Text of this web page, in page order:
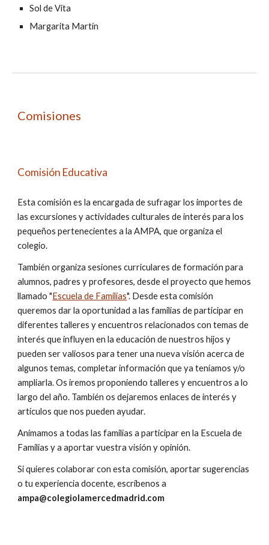
Sol de Vita
Margarita Martín
Comisiones
Comisión Educativa
Esta comisión es la encargada de sufragar los importes de
las excursiones y actividades culturales de interés para los
pequeños pertenecientes a la AMPA, que organiza el
colegio.
También organiza sesiones curriculares de formación para
alumnos, padres y profesores, desde el proyecto que hemos
llamado "Escuela de Familias". Desdeesta comisión
queremos dar la oportunidad a las familias de participar en
diferentes talleres y encuentros relacionados con temas de
interés que influyenen la educación de nuestros hijos y
pueden servaliosos para tener una nueva visión acerca de
algunos temas, completar información que ya teníamos y/o
ampliarla. Os iremos proponiendo talleres y encuentros a lo
largo del año. También os dejaremos enlaces de interés y
artículos que nos pueden ayudar.
Animamos a todas las familias a participar en la Escuela de
Familias y a aportar vuestra visión y opinión.
Si quieres colaborar con esta comisión, aportar sugerencias
o tu experiencia docente, escríbenos a
ampa@colegiolamercedmadrid.com